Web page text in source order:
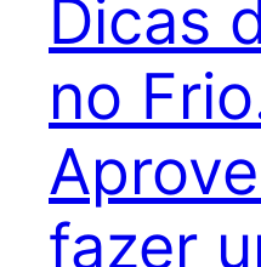
Dicas
no
fazer